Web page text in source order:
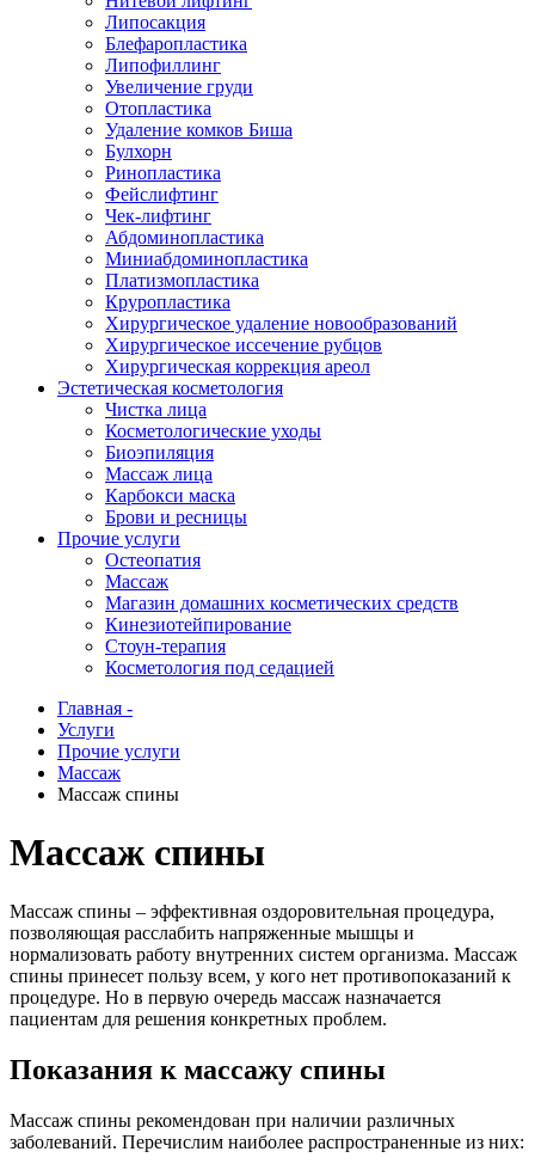
Липосакция
Блефаропластика
Липофиллинг
Увеличение груди
Отопластика
Удаление комков Биша
Булхорн
Ринопластика
Фейслифтинг
Чек-лифтинг
Абдоминопластика
Миниабдоминопластика
Платизмопластика
Круропластика
Хирургическое удаление новообразований
Хирургическое иссечение рубцов
Хирургическая коррекция ареол
Эстетическая косметология
Чистка лица
Косметологические уходы
Биоэпиляция
Массаж лица
Карбокси маска
Брови и ресницы
Прочие услуги
Остеопатия
Массаж
Магазин домашних косметических средств
Кинезиотейпирование
Стоун-терапия
Косметология под седацией
Главная -
Услуги
Прочие услуги
Массаж
Массаж спины
Массаж спины
Массаж спины – эффективная оздоровительная процедура,
позволяющая расслабить напряженные мышцы и
нормализовать работу внутренних систем организма. Массаж
спины принесет пользу всем, у кого нет противопоказаний к
процедуре. Но в первую очередь массаж назначается
пациентам для решения конкретных проблем.
Показания к массажу спины
Массаж спины рекомендован при наличии различных
заболеваний. Перечислим наиболее распространенные из них: